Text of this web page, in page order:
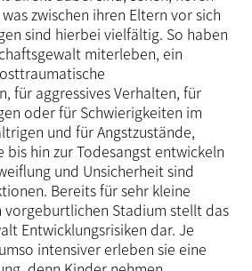
zwischen ihren Eltern vor sich
sind hierbei vielfältig. So haben
miterleben, ein
für aggressives Verhalten, für
oder für Schwierigkeiten im
und für Angstzustände,
bis hin zur Todesangst entwickeln
und Unsicherheit sind
Bereits für sehr kleine
vorgeburtlichen Stadium stellt das
Entwicklungsrisiken dar. Je
intensiver erleben sie eine